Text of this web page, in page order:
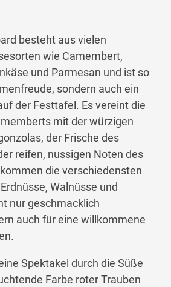
besteht aus vielen
wie Camembert,
und Parmesan und ist so
sondern auch ein
der Festtafel. Es vereint die
mit der würzigen
der Frische des
reifen, nussigen Noten des
die verschiedensten
Walnüsse und
nur geschmacklich
auch für eine willkommene
Spektakel durch die Süße
Farbe roter Trauben